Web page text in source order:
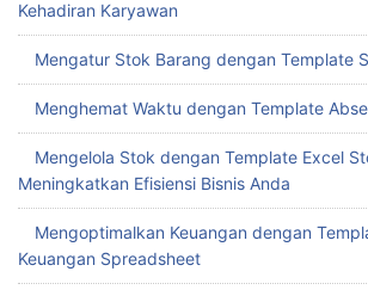
Kehadiran Karyawan
Mengatur Stok Barang dengan Template
Menghemat Waktu dengan Template
Mengelola Stok dengan Template Excel
Meningkatkan Efisiensi Bisnis Anda
Mengoptimalkan Keuangan dengan
Keuangan Spreadsheet